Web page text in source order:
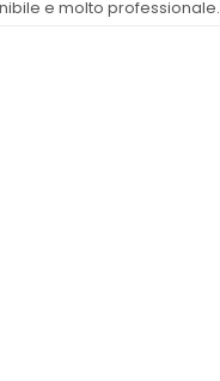
e molto professionale,